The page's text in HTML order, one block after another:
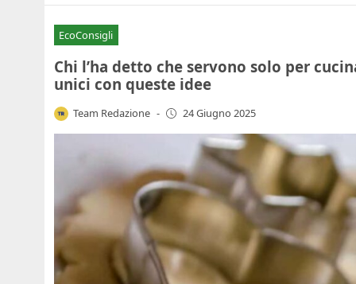
EcoConsigli
Chi l’ha detto che servono solo per
unici con queste idee
Team Redazione - 24 Giugno 2025